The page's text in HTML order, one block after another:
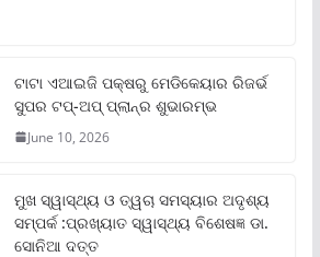
ଟାଟା ଏଆଇଜି ପକ୍ଷରୁ ମେଡିକେୟାର ରିଜର୍ଭ
ସୁପର ଟପ୍‌-ଅପ୍ ପ୍ଲାନ୍‌ର ଶୁଭାରମ୍ଭ
June 10, 2026
ମୁଖ ସ୍ୱାସ୍ଥ୍ୟ ଓ ତ୍ୱଚା ସମସ୍ୟାର ଅଦୃଶ୍ୟ
ସମ୍ପର୍କ :ପ୍ରଖ୍ୟାତ ସ୍ୱାସ୍ଥ୍ୟ ବିଶେଷଜ୍ଞ ଡା.
ସୋନିଆ ଦତ୍ତ